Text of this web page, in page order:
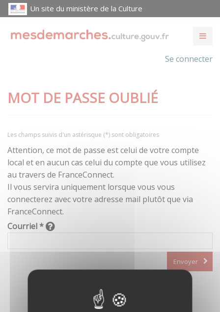
Un site du ministère de la Culture
Se connecter
MOT DE PASSE OUBLIÉ
Les champs suivis d'un astérisque (*) sont obligatoires
Attention, ce mot de passe est celui de votre compte
local et en aucun cas celui du compte que vous utilisez
au travers de FranceConnect.
Il vous servira uniquement lorsque vous vous
connecterez avec votre adresse mail plutôt que via
FranceConnect.
Courriel *
Envoyer